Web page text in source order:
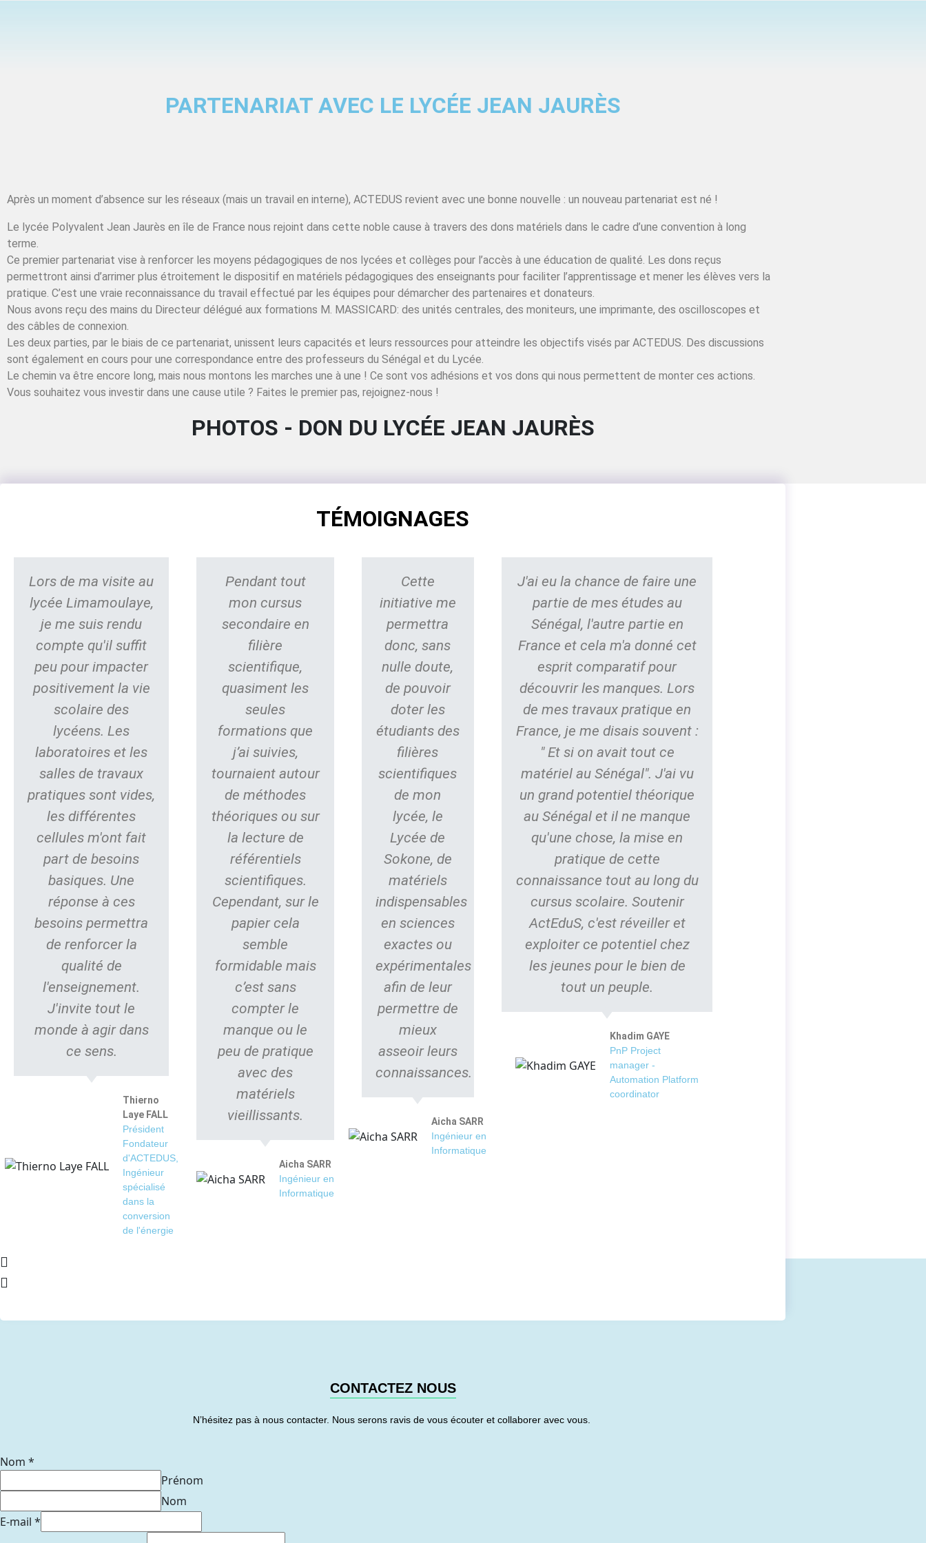
PARTENARIAT AVEC LE LYCÉE JEAN JAURÈS
Après un moment d’absence sur les réseaux (mais un travail en interne), ACTEDUS revient avec une bonne nouvelle : un nouveau partenariat est né !
Le lycée Polyvalent Jean Jaurès en île de France nous rejoint dans cette noble cause à travers des dons matériels dans le cadre d’une convention à long
terme.
Ce premier partenariat vise à renforcer les moyens pédagogiques de nos lycées et collèges pour l’accès à une éducation de qualité. Les dons reçus
permettront ainsi d’arrimer plus étroitement le dispositif en matériels pédagogiques des enseignants pour faciliter l’apprentissage et mener les élèves vers la
pratique. C’est une vraie reconnaissance du travail effectué par les équipes pour démarcher des partenaires et donateurs.
Nous avons reçu des mains du Directeur délégué aux formations M. MASSICARD: des unités centrales, des moniteurs, une imprimante, des oscilloscopes et
des câbles de connexion.
Les deux parties, par le biais de ce partenariat, unissent leurs capacités et leurs ressources pour atteindre les objectifs visés par ACTEDUS. Des discussions
sont également en cours pour une correspondance entre des professeurs du Sénégal et du Lycée.
Le chemin va être encore long, mais nous montons les marches une à une ! Ce sont vos adhésions et vos dons qui nous permettent de monter ces actions.
Vous souhaitez vous investir dans une cause utile ? Faites le premier pas, rejoignez-nous !
PHOTOS - DON DU LYCÉE JEAN JAURÈS
TÉMOIGNAGES
Lors de ma visite au
lycée Limamoulaye,
je me suis rendu
compte qu'il suffit
peu pour impacter
positivement la vie
scolaire des
lycéens. Les
laboratoires et les
salles de travaux
pratiques sont vides,
les différentes
cellules m'ont fait
part de besoins
basiques. Une
réponse à ces
besoins permettra
de renforcer la
qualité de
l'enseignement.
J'invite tout le
monde à agir dans
ce sens.
Thierno
Laye FALL
Président
Fondateur
d'ACTEDUS,
Ingénieur
spécialisé
dans la
conversion
de l'énergie
Pendant tout
mon cursus
secondaire en
filière
scientifique,
quasiment les
seules
formations que
j’ai suivies,
tournaient autour
de méthodes
théoriques ou sur
la lecture de
référentiels
scientifiques.
Cependant, sur le
papier cela
semble
formidable mais
c’est sans
compter le
manque ou le
peu de pratique
avec des
matériels
vieillissants.
Aicha SARR
Ingénieur en
Informatique
Cette
initiative me
permettra
donc, sans
nulle doute,
de pouvoir
doter les
étudiants des
filières
scientifiques
de mon
lycée, le
Lycée de
Sokone, de
matériels
indispensables
en sciences
exactes ou
expérimentales
afin de leur
permettre de
mieux
asseoir leurs
connaissances.
Aicha SARR
Ingénieur en
Informatique
J'ai eu la chance de faire une
partie de mes études au
Sénégal, l'autre partie en
France et cela m'a donné cet
esprit comparatif pour
découvrir les manques. Lors
de mes travaux pratique en
France, je me disais souvent :
" Et si on avait tout ce
matériel au Sénégal". J'ai vu
un grand potentiel théorique
au Sénégal et il ne manque
qu'une chose, la mise en
pratique de cette
connaissance tout au long du
cursus scolaire. Soutenir
ActEduS, c'est réveiller et
exploiter ce potentiel chez
les jeunes pour le bien de
tout un peuple.
Khadim GAYE
PnP Project
manager -
Automation Platform
coordinator
CONTACTEZ NOUS
N’hésitez pas à nous contacter. Nous serons ravis de vous écouter et collaborer avec vous.
Nom *
Prénom
Nom
E-mail *